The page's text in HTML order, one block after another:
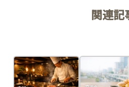
関連記